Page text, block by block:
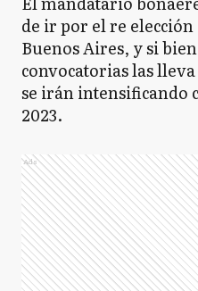
de ir por el re
Buenos Aires, y si
convocatorias las
se irán intensificando
2023.
Ads